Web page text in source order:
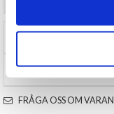
TIPSA
FRÅGA OSS OM VARAN